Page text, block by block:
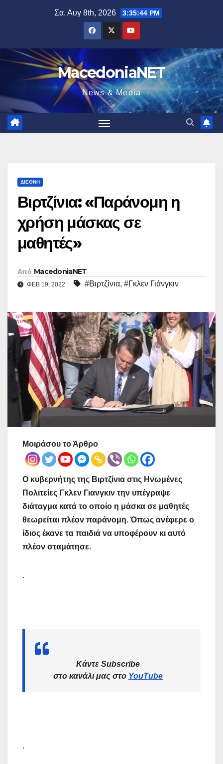
Σα. Αυγ 8th, 2026 3:35:45 PM
MacedoniaNET
News & Media
ΔΙΕΘΝΉ
Βιρτζίνια: «Παράνομη η
χρήση μάσκας σε
μαθητές»
Από MacedoniaNET
ΦΕΒ 19, 2022 #Βιρτζίνια, #Γκλεν Γιάνγκιν
Μοιράσου το Άρθρο
Ο κυβερνήτης της Βιρτζίνια στις Ηνωμένες
Πολιτείες Γκλεν Γιανγκιν την υπέγραψε
διάταγμα κατά το οποίο η μάσκα σε μαθητές
θεωρείται πλέον παράνομη. Όπως ανέφερε ο
ίδιος έκανε τα παιδιά να υποφέρουν κι αυτό
πλέον σταμάτησε.
.
Κάντε Subscribe
στο κανάλι μας στο YouTube
.